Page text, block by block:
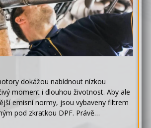
dokážou nabídnout nízkou
moment i dlouhou životnost. Aby ale
emisní normy, jsou vybaveny filtrem
pod zkratkou DPF. Právě…